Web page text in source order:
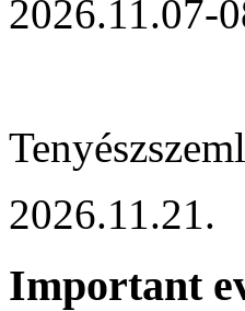
2026.11.07-
2026.11.21.
Important